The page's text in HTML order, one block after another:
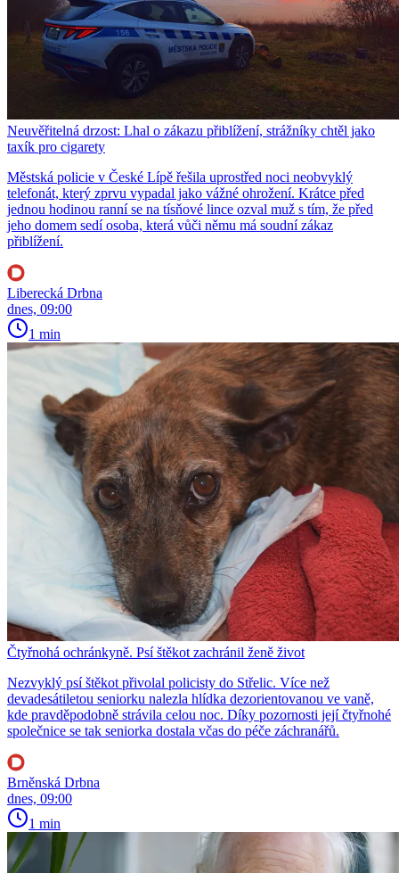
Neuvěřitelná drzost: Lhal o zákazu přiblížení, strážníky chtěl jako
taxík pro cigarety
Městská policie v České Lípě řešila uprostřed noci neobvyklý
telefonát, který zprvu vypadal jako vážné ohrožení. Krátce před
jednou hodinou ranní se na tísňové lince ozval muž s tím, že před
jeho domem sedí osoba, která vůči němu má soudní zákaz
přiblížení.
Liberecká Drbna
dnes, 09:00
1 min
Čtyřnohá ochránkyně. Psí štěkot zachránil ženě život
Nezvyklý psí štěkot přivolal policisty do Střelic. Více než
devadesátiletou seniorku nalezla hlídka dezorientovanou ve vaně,
kde pravděpodobně strávila celou noc. Díky pozornosti její čtyřnohé
společnice se tak seniorka dostala včas do péče záchranářů.
Brněnská Drbna
dnes, 09:00
1 min